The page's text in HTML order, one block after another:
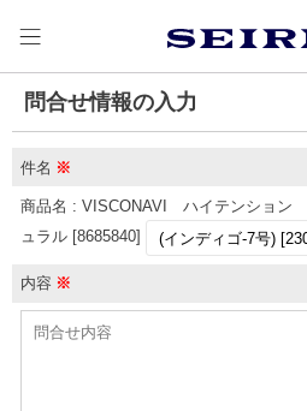
問合せ情報の入力
件名 ※
商品名 : VISCONAVI ハイテンション
ュラル [8685840]
内容 ※